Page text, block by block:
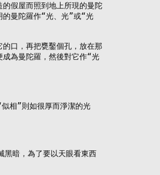
假屋而照到地上所現的曼陀
的曼陀羅作“光、光”或“光
口，再把甕鑿個孔，放在那
為曼陀羅，然後對它作“光
相”則如很厚而淨潔的光
黑暗，為了要以天眼看東西